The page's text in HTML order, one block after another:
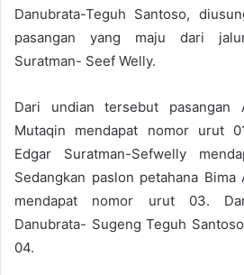
Danubrata-Teguh Santoso,
pasangan yang maju dari
Suratman- Seef Welly.
Dari undian tersebut pasangan
Mutaqin mendapat nomor urut
Edgar Suratman-Sefwelly
Sedangkan paslon petahana Bima
mendapat nomor urut 03.
Danubrata- Sugeng Teguh
04.